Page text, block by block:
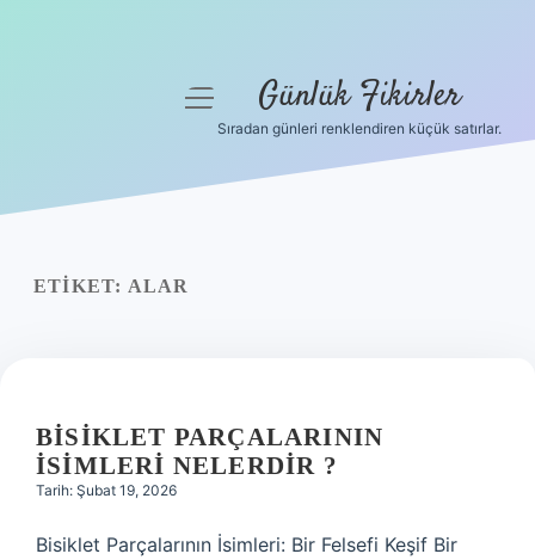
Yasal Uyarı
menüyü Günlük Fikirler
Sıradan günleri renklendiren küçük satırlar.
ETIKET: ALAR
BISIKLET PARÇALARININ
ISIMLERI NELERDIR ?
Tarih: Şubat 19, 2026
Bisiklet Parçalarının İsimleri: Bir Felsefi Keşif Bir